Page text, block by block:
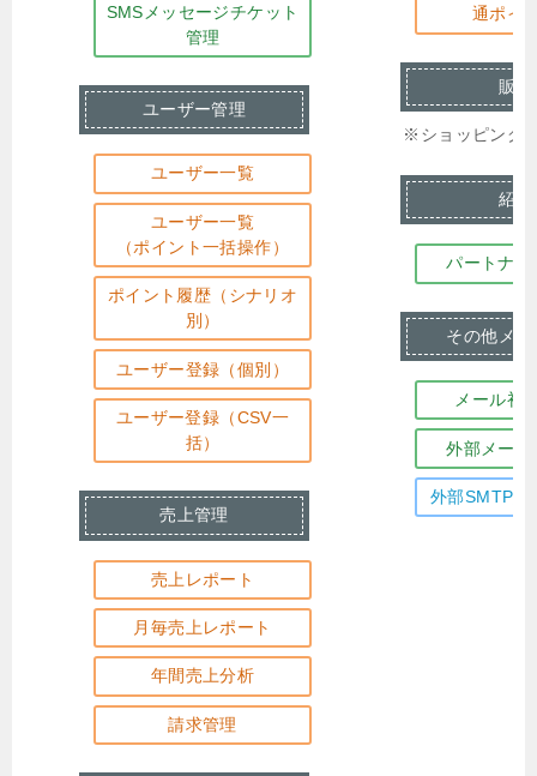
SMSメッセージチケット
管理
ユーザー管理
ユーザー一覧
ユーザー一覧
（ポイント一括操作）
ポイント履歴（シナリオ
別）
ユーザー登録（個別）
ユーザー登録（CSV一
括）
売上管理
売上レポート
月毎売上レポート
年間売上分析
請求管理
通ポイ
販売
※ショッピング
紹介
パートナー
その他メー
メール初
外部メール
外部SMTP経